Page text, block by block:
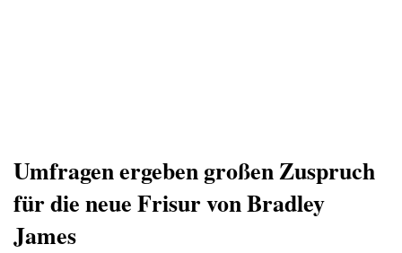
Umfragen ergeben großen Zuspruch
für die neue Frisur von Bradley
James